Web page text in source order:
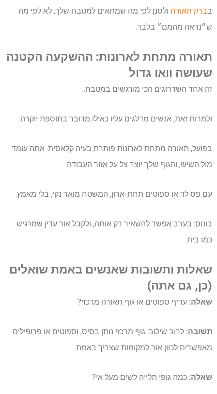
בברק תאורה ולסנן לפי מה שמתאים למטבח שלך, לא לפי מה
ש״נראה מהמם״ בלבד.
תאורה מתחת לארונות: ההשקעה הקטנה
שעושה וואו גדול
זה אחד השדרוגים הכי מורגשים במטבח.
ולמרות זאת, אנשים מדלגים עליו כאילו מדובר בתוספת יוקרה.
בפועל, תאורה מתחת לארונות פותרת בעיה קלאסית: אתה עומד
מול השיש, והגוף שלך יוצר צל על אזור העבודה.
עם פס לד או ספוטים תחת-ארון, המשטח מואר נקי, בלי מאמץ.
בונוס: בערב אפשר להשאיר רק אותה, ולקבל אור עדין שמרגיש
כמו בית.
שאלות ותשובות שאנשים באמת שואלים
(כן, גם אתה)
שאלה: עדיף ספוטים או גוף תאורה מרכזי?
תשובה: לרוב שילוב. גוף מרכזי נותן בסיס, וספוטים או פרופילים
מאפשרים לכוון אור למקומות שצריך באמת.
שאלה: כמה גופי תלייה לשים מעל אי?